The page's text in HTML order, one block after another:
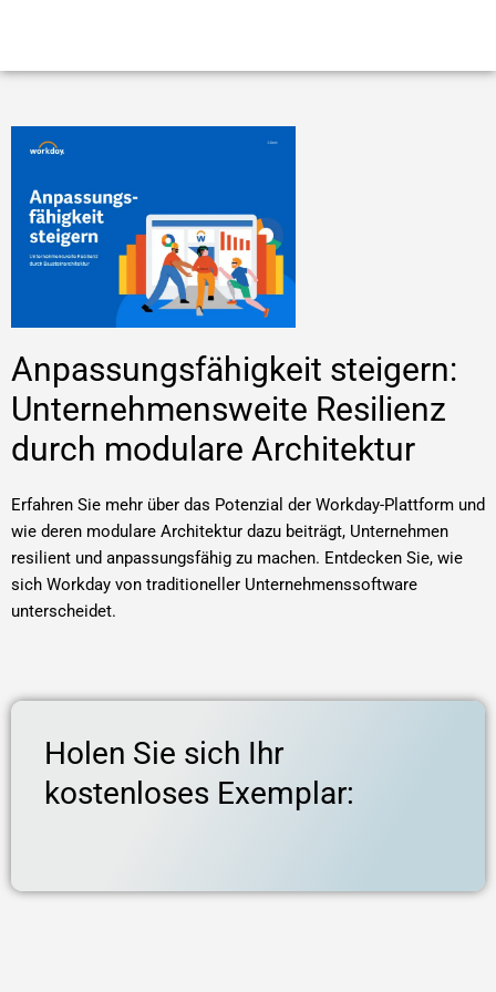
Anpassungsfähigkeit steigern:
Unternehmensweite Resilienz
durch modulare Architektur
Erfahren Sie mehr über das Potenzial der Workday-Plattform und
wie deren modulare Architektur dazu beiträgt, Unternehmen
resilient und anpassungsfähig zu machen. Entdecken Sie, wie
sich Workday von traditioneller Unternehmenssoftware
unterscheidet.
Holen Sie sich Ihr
kostenloses Exemplar: